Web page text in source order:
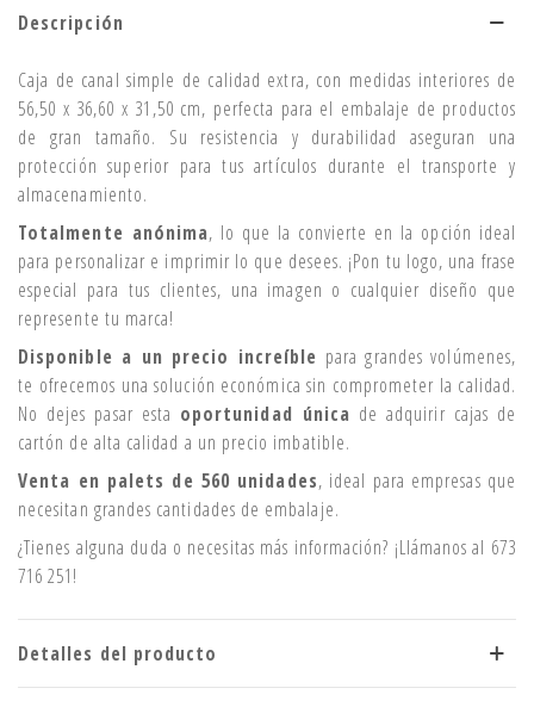
Descripción
Caja de canal simple de calidad extra, con medidas interiores de
56,50 x 36,60 x 31,50 cm, perfecta para el embalaje de productos
de gran tamaño. Su resistencia y durabilidad aseguran una
protección superior para tus artículos durante el transporte y
almacenamiento.
Totalmente anónima, lo que la convierte en la opción ideal
para personalizar e imprimir lo que desees. ¡Pon tu logo, una frase
especial para tus clientes, una imagen o cualquier diseño que
represente tu marca!
Disponible a un precio increíble para grandes volúmenes,
te ofrecemos una solución económica sin comprometer la calidad.
No dejes pasar esta oportunidad única de adquirir cajas de
cartón de alta calidad a un precio imbatible.
Venta en palets de 560 unidades, ideal para empresas que
necesitan grandes cantidades de embalaje.
¿Tienes alguna duda o necesitas más información? ¡Llámanos al 673
716 251!
Detalles del producto